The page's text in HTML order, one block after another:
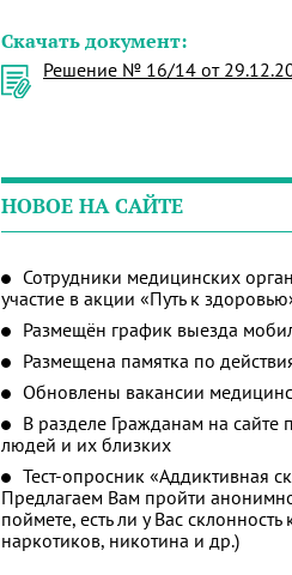
Скачать документ:
Решение № 16/14 от
НОВОЕ НА САЙТЕ
Сотрудники медицинских
участие в акции «Путь к
Размещён график выезда
Размещена памятка по
Обновлены вакансии
В разделе Гражданам на
людей и их близких
Тест-опросник «Аддиктивная
Предлагаем Вам пройти
поймете, есть ли у Вас
наркотиков, никотина и др.)